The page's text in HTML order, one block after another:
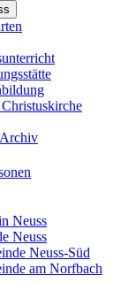
Neuss
Neuss
Neuss-Süd
am Norfbach